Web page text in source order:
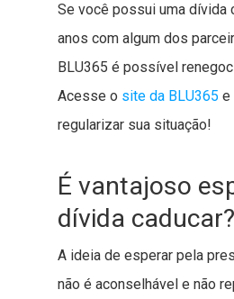
Se você possui uma dívida
anos com algum dos
BLU365 é possível
Acesse o site da BLU365 e
regularizar sua situação!
É vantajoso
dívida caducar?
A ideia de esperar pela
não é aconselhável e não